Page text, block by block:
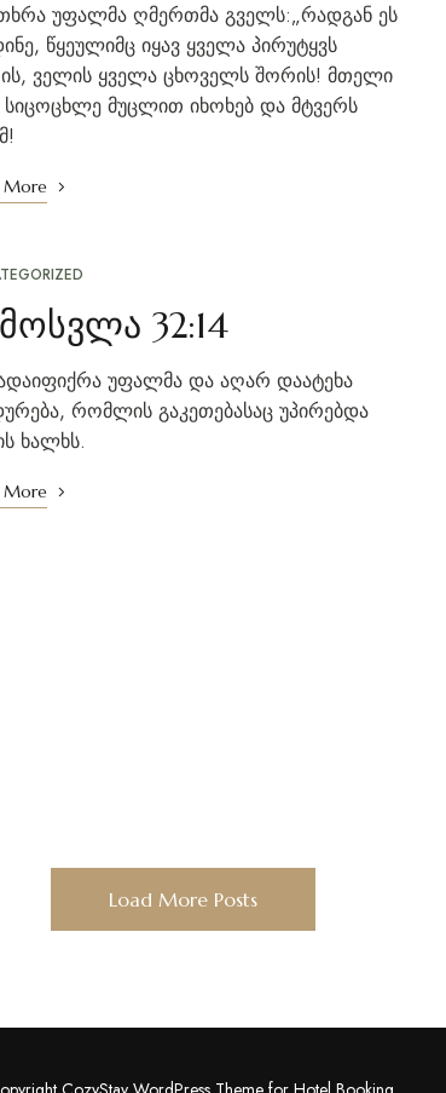
უფალმა ღმერთმა გველს:„რადგან ეს
წყეულიმც იყავ ყველა პირუტყვს
ველის ყველა ცხოველს შორის! მთელი
სიცოცხლე მუცლით იხოხებ და მტვერს
More
32:14
უფალმა და აღარ დაატეხა
რომლის გაკეთებასაც უპირებდა
ხალხს.
More
Posts
Load More Posts